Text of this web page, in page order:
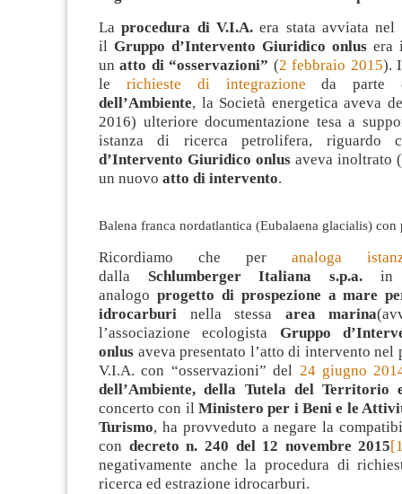
Laprocedura di V.I.A.era stata avviata nel
il Gruppo d’Intervento Giuridico onlus era
unatto di “osservazioni” (2 febbraio 2015).
le richieste di integrazione da
dell’Ambiente, la Società energetica aveva
2016) ulteriore documentazione tesa a
istanza di ricerca petrolifera,
d’Intervento Giuridico onlus aveva inoltrato (
un nuovo atto di intervento.
Balena franca nordatlantica (Eubalaena glacialis) con
Ricordiamo che per analoga
dalla Schlumberger Italiana s.p.a. in
analogo progetto di prospezione a mare
idrocarburi nella stessa area marina
l’associazione ecologista Gruppo
onlus aveva presentato l’atto di intervento nel
V.I.A. con “osservazioni” del 24 giugno
dell’Ambiente, della Tutela del Territorio
concerto con il Ministero per i Beni e le
Turismo, ha provveduto a negare la
con decreto n. 240 del 12 novembre 2015
negativamente anche la procedura di
ricerca ed estrazione idrocarburi.